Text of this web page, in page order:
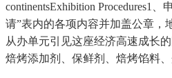
continentsExhibition Procedures1
请”表内的各项内容并加盖公章，
从办单元引见这座经济高速成长
焙烤添加剂、保鲜剂、焙烤馅料、